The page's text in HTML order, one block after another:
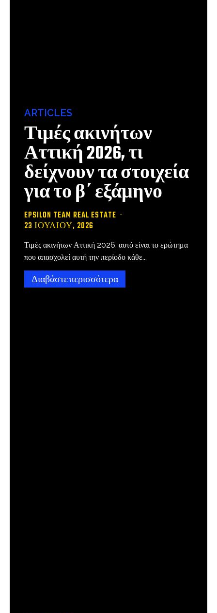
ARTICLES
Τιμές ακινήτων
Αττική 2026, τι
δείχνουν τα στοιχεία
για το β΄ εξάμηνο
EPSILON TEAM REAL ESTATE -
23 ΙΟΥΛΊΟΥ, 2026
Τιμές ακινήτων Αττική 2026, αυτό είναι το ερώτημα
που απασχολεί αυτή την περίοδο κάθε...
Διαβάστε περισσότερα